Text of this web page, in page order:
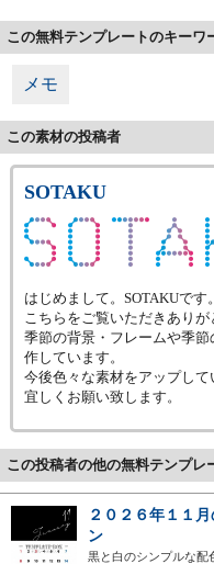
この無料テンプレートのキーワ
メモ
この素材の投稿者
SOTAKU
はじめまして。SOTAKUです。
こちらをご覧いただきありが
季節の背景・フレームや季
作しています。
今後色々な素材をアップして
宜しくお願い致します。
この投稿者の他の無料テンプレ
２０２６年１１
ン
黒と白のシンプルな配